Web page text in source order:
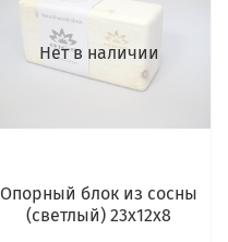
Нет в наличии
Опорный блок из сосны
(светлый) 23х12х8